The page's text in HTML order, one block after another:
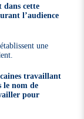
dans cette
l’audience
une
travaillant
le nom de
pour